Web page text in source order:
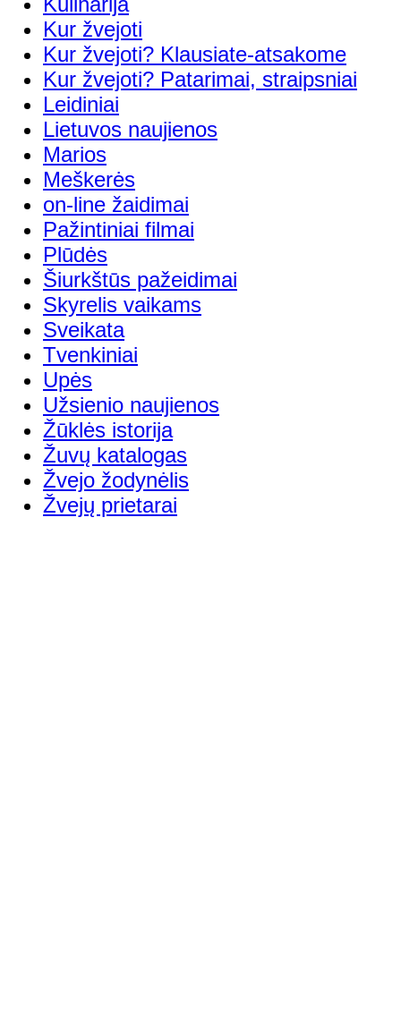
Kur žvejoti
Kur žvejoti? Klausiate-atsakome
Kur žvejoti? Patarimai, straipsniai
Leidiniai
Lietuvos naujienos
Marios
Meškerės
on-line žaidimai
Pažintiniai filmai
Plūdės
Šiurkštūs pažeidimai
Skyrelis vaikams
Sveikata
Tvenkiniai
Upės
Užsienio naujienos
Žūklės istorija
Žuvų katalogas
Žvejo žodynėlis
Žvejų prietarai